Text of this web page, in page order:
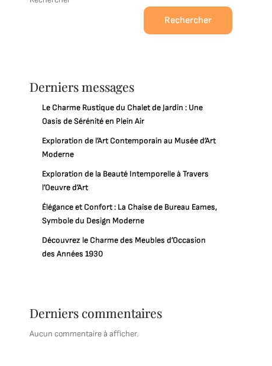
Rechercher
Derniers messages
Le Charme Rustique du Chalet de Jardin : Une
Oasis de Sérénité en Plein Air
Exploration de l’Art Contemporain au Musée d’Art
Moderne
Exploration de la Beauté Intemporelle à Travers
l’Oeuvre d’Art
Élégance et Confort : La Chaise de Bureau Eames,
Symbole du Design Moderne
Découvrez le Charme des Meubles d’Occasion
des Années 1930
Derniers commentaires
Aucun commentaire à afficher.